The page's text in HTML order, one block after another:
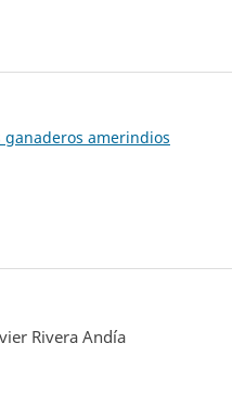
ganaderos amerindios
Rivera Andía